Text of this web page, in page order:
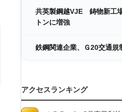
共英製鋼越VJE 鋳物新工
トンに増強
鉄鋼関連企業、Ｇ20交通規
アクセスランキング